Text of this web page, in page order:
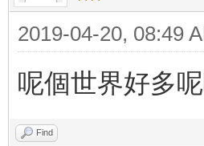
2019-04-20, 08:49
呢個世界好多
Find